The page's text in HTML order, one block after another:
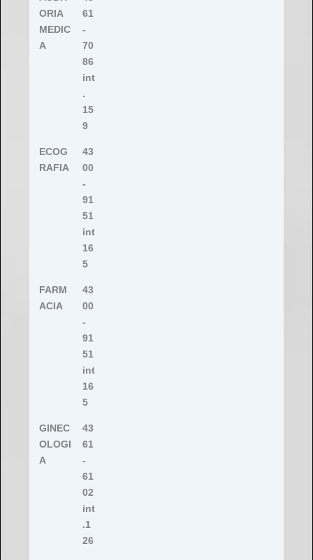
ORIA
MEDIC
A
61
-
70
86
int
.
15
9
ECOG
RAFIA
43
00
-
91
51
int
16
5
FARM
ACIA
43
00
-
91
51
int
16
5
GINEC
OLOGI
A
43
61
-
61
02
int
.1
26